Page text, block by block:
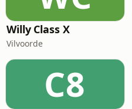
Willy Class X
Vilvoorde
C8